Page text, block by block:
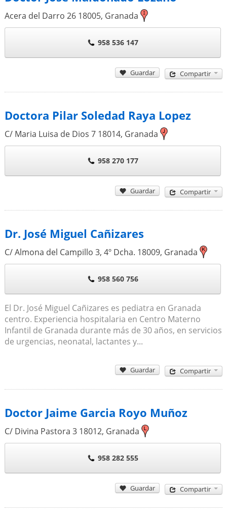
Acera del Darro 26 18005, Granada
958 536 147
Guardar Compartir
Doctora Pilar Soledad Raya Lopez
C/ Maria Luisa de Dios 7 18014, Granada
958 270 177
Guardar Compartir
Dr. José Miguel Cañizares
C/ Almona del Campillo 3, 4º Dcha. 18009, Granada
958 560 756
El Dr. José Miguel Cañizares es pediatra en Granada
centro. Experiencia hospitalaria en Centro Materno
Infantil de Granada durante más de 30 años, en servicios
de urgencias, neonatal, lactantes y...
Guardar Compartir
Doctor Jaime Garcia Royo Muñoz
C/ Divina Pastora 3 18012, Granada
958 282 555
Guardar Compartir